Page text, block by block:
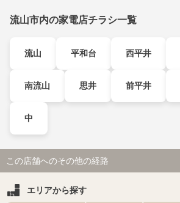
流山市内の家電店チラシ一覧
流山 平和台 西平井
南流山 思井 前平井
中
この店舗へのその他の経路
エリアから探す